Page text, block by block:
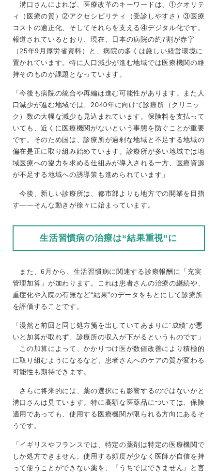
溝口さんによれば、医療改革のキーワードは、①クオリテ
ィ（医療の質）②アクセシビリティ（受診しやすさ）③医療
コストの適正化、そしてそれらを支える④デジタル化です。
報道されているとおり、現在、日本の病院の約7割が赤字
（25年9月厚労省資料）と、病院の多くは厳しい経営環境に
置かれています。特に人口減少が進む地域では医療機関の維
持そのものが課題となっています。
「今後も病院の統合や再編は進む可能性があります。また人
口減少が進む地域では、2040年に向けて診療所（クリニッ
ク）数の大幅な減少も見込まれています。保険料を支払って
いても、近くに医療機関がないという事態を防ぐことが重要
です。そのため国は、診療所が過剰な地域と不足する地域の
偏在是正に取り組み始めています。診療所が多い地域では地
域医療への協力を求める仕組みが導入される一方、医療資源
が不足する地域への誘導策も進められています」
今後、新しい診療所は、都市部よりも地方での開業を目指
す――そんな動きが徐々に始まっています。
生活習慣病の治療は“結果重視”に
また、6月から、生活習慣病に関連する診療報酬に「充実
管理加算」が加わります。これは患者さんの治療の継続や、
重症化や入院の有無など“結果”のデータをもとにして診療所
を評価することです。
「漫然と前回と同じ処方箋を出していてあまりに“成績”が悪
いと加算が取れず、診療所の収入が下がるというものです」
この加算によって、かかりつけ医が数値改善により積極的
に取り組むようになるなど、患者さんへのケアの質が変わる
可能性も期待できます。
さらに将来的には、薬の選択にも影響するのではないかと
溝口さんは見ています。特に高額な医薬品については、保険
適用であっても、使用する医療機関が限られる方向にあるそ
うです。
「イギリスやフランスでは、特定の薬剤は特定の医療機関で
しか処方できません。使用する頻度が少なく医師が自信を持
って使うことができない薬を、『うちではできません』と言